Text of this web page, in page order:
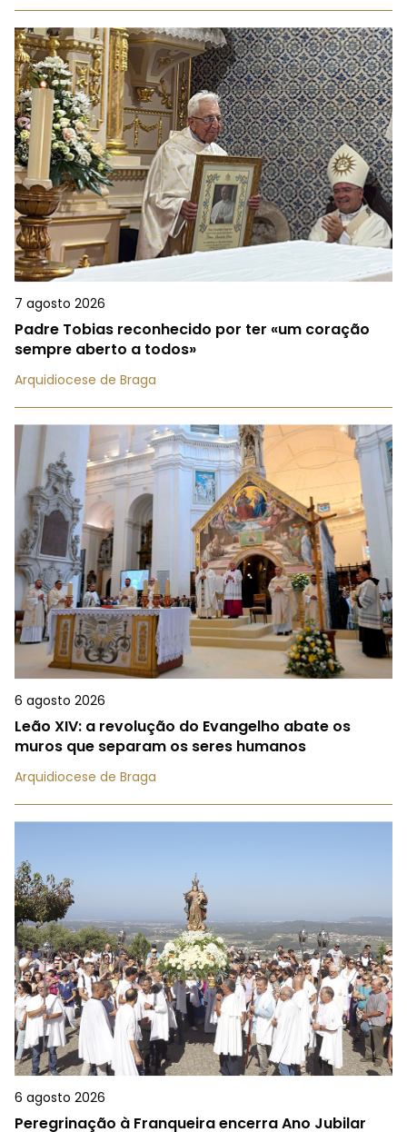
7 agosto 2026
Padre Tobias reconhecido por ter «um coração
sempre aberto a todos»
Arquidiocese de Braga
6 agosto 2026
Leão XIV: a revolução do Evangelho abate os
muros que separam os seres humanos
Arquidiocese de Braga
6 agosto 2026
Peregrinação à Franqueira encerra Ano Jubilar